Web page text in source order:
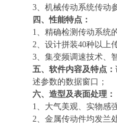
3、机械传动系统传动
四、性能特点：
1、精确检测传动系统
2、设计拼装40种以上
3、集变频调速技术、
五、软件内容及特点：
述参数的数据窗口；
六、造型及表面处理：
1、大气美观、实物感
2、金属传动件均发兰